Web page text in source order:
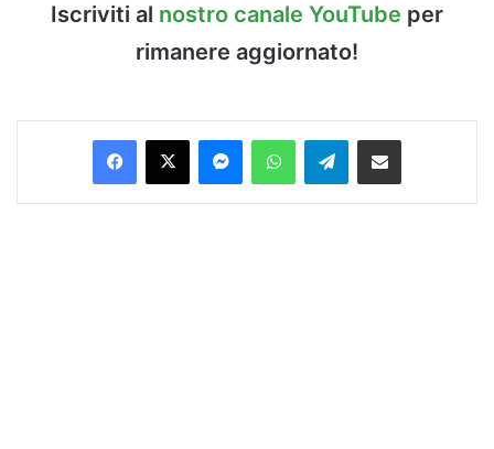
Iscriviti al nostro canale YouTube per
rimanere aggiornato!
Facebook
X MessengerWhatsAppTelegramCondividi via Email